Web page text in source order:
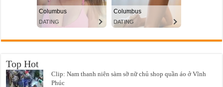
Top Hot
Clip: Nam thanh niên sàm sỡ nữ chủ shop quần áo ở Vĩnh
Phúc